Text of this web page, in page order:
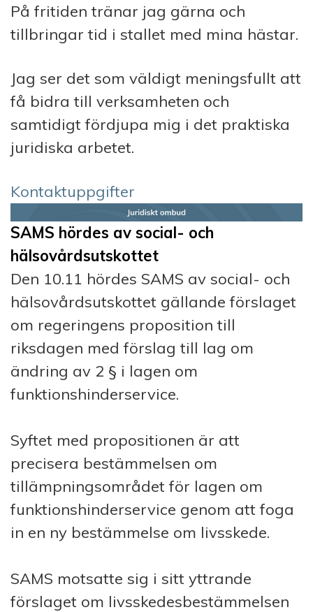
På fritiden tränar jag gärna och
tillbringar tid i stallet med mina hästar.
Jag ser det som väldigt meningsfullt att
få bidra till verksamheten och
samtidigt fördjupa mig i det praktiska
juridiska arbetet.
Kontaktuppgifter
SAMS hördes av social- och
hälsovårdsutskottet
Den 10.11 hördes SAMS av social- och
hälsovårdsutskottet gällande förslaget
om regeringens proposition till
riksdagen med förslag till lag om
ändring av 2 § i lagen om
funktionshinderservice. ⁠
Syftet med propositionen är att
precisera bestämmelsen om
tillämpningsområdet för lagen om
funktionshinderservice genom att foga
in en ny bestämmelse om livsskede. ⁠
SAMS motsatte sig i sitt yttrande
förslaget om livsskedesbestämmelsen